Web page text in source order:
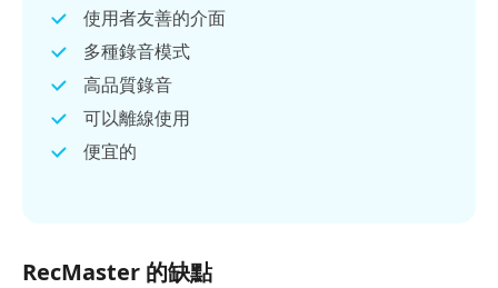
使用者友善的介面
多種錄音模式
高品質錄音
可以離線使用
便宜的
RecMaster 的缺點